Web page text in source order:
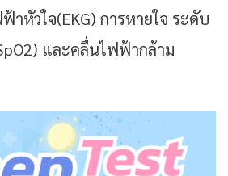
าหัวใจ(EKG) การหายใจ ระดับ
และคลื่นไฟฟ้ากล้าม